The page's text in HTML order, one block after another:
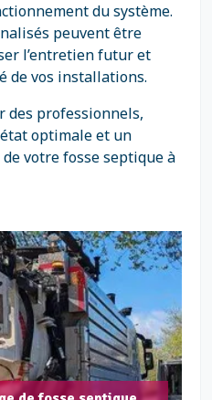
du système.
peuvent être
l’entretien futur et
de vos installations.
des professionnels,
optimale et un
votre fosse septique à